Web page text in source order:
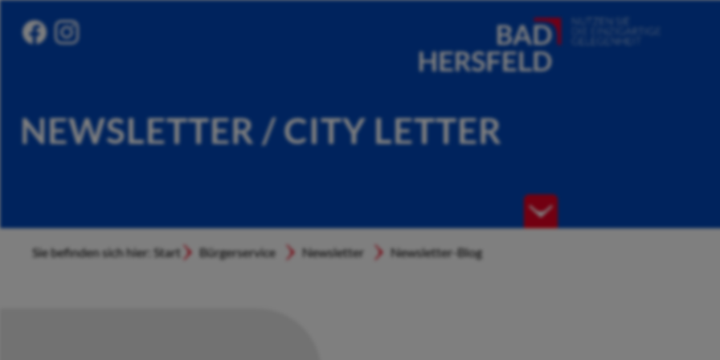
NEWSLETTER / CITY LETTER
Sie befinden sich hier: Start Bürgerservice Newsletter Newsletter-Blog